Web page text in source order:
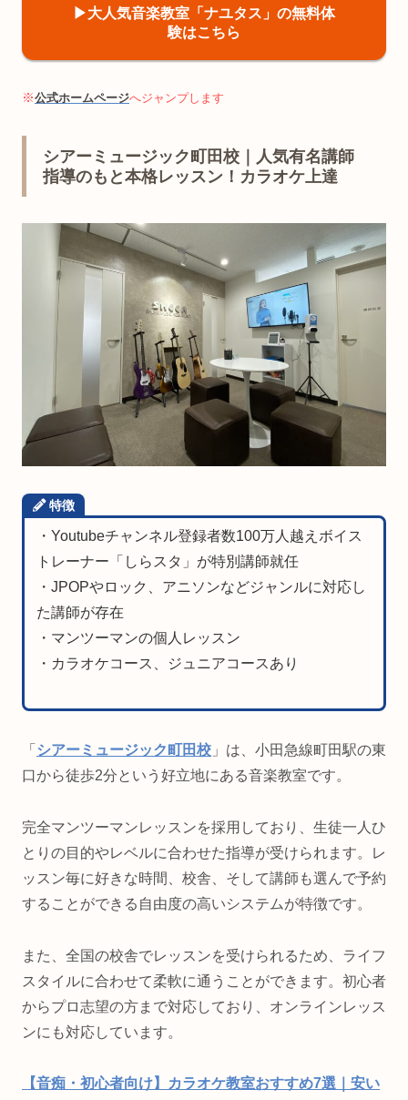
▶︎大人気音楽教室「ナユタス」の無料体
験はこちら
※公式ホームページへジャンプします
シアーミュージック町田校｜人気有名講師
指導のもと本格レッスン！カラオケ上達
特徴
・Youtubeチャンネル登録者数100万人越えボイス
トレーナー「しらスタ」が特別講師就任
・JPOPやロック、アニソンなどジャンルに対応し
た講師が存在
・マンツーマンの個人レッスン
・カラオケコース、ジュニアコースあり
「 シアーミュージック町田校 」は、小田急線町田駅の東
口から徒歩2分という好立地にある音楽教室です。
完全マンツーマンレッスンを採用しており、生徒一人ひ
とりの目的やレベルに合わせた指導が受けられます。レ
ッスン毎に好きな時間、校舎、そして講師も選んで予約
することができる自由度の高いシステムが特徴です。
また、全国の校舎でレッスンを受けられるため、ライフ
スタイルに合わせて柔軟に通うことができます。初心者
からプロ志望の方まで対応しており、オンラインレッス
ンにも対応しています。
【音痴・初心者向け】カラオケ教室おすすめ7選｜安い